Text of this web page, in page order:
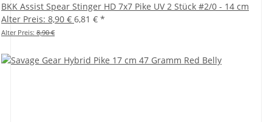
BKK Assist Spear Stinger HD 7x7 Pike UV 2 Stück #2/0 - 14 cm
Alter Preis: 8,90 € 6,81 € *
Alter Preis: 8,90 €